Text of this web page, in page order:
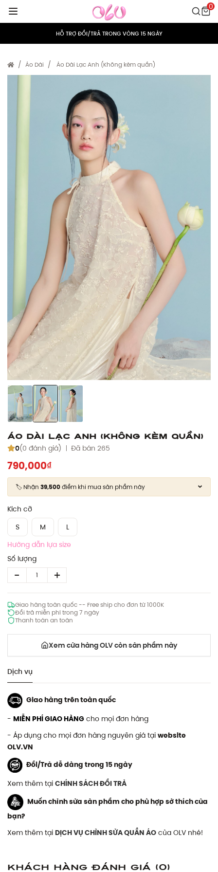
0
MIỄN PHÍ VẬN CHUYỂN CHO MỌI ĐƠN HÀNG
HỖ TRỢ ĐỔI/TRẢ TRONG VÒNG 15 NGÀY
MIỄN PHÍ VẬN CHUYỂN CHO MỌI ĐƠN HÀNG
HỖ TRỢ ĐỔI/TRẢ TRONG VÒNG 15 NGÀY
TÍCH ĐIỂM 5% CHO MỌI ĐƠN HÀNG
Áo Dài Áo Dài Lạc Anh (Không kèm quần)
Áo Dài Lạc Anh (Không kèm quần)
0(0 đánh giá) Đã bán 265
790,000₫
🏷️ Nhận 39,500điểm khi mua sản phẩm này
Kích cỡ
S
M
L
Hướng dẫn lựa size
Số lượng
Giao hàng toàn quốc -- Free ship cho đơn từ 1000K
Đổi trả miễn phí trong 7 ngày
Thanh toán an toàn
Xem cửa hàng OLV còn sản phẩm này
Dịch vụ
Giao hàng trên toàn quốc
- MIỄN PHÍ GIAO HÀNG cho mọi đơn hàng
- Áp dụng cho mọi đơn hàng nguyên giá tại website
OLV.VN
Đổi/Trả dễ dàng trong 15 ngày
Xem thêm tại CHÍNH SÁCH ĐỔI TRẢ
Muốn chỉnh sửa sản phẩm cho phù hợp sở thích của
bạn?
Xem thêm tại DỊCH VỤ CHỈNH SỬA QUẦN ÁO của OLV nhé!
Khách hàng đánh giá (0)